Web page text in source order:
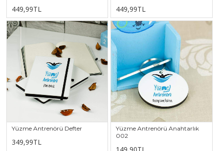
449,99TL 449,99TL
Yüzme Antrenörü Defter
349,99TL
Yüzme Antrenörü Anahtarlık
002